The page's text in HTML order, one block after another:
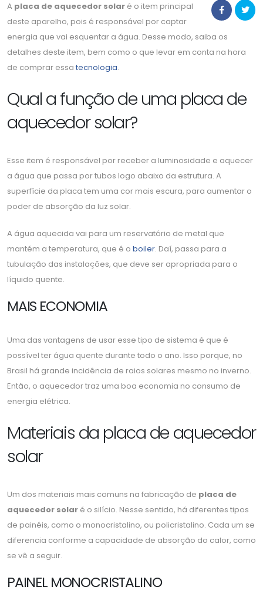
A placa de aquecedor solar é o item principal
deste aparelho, pois é responsável por captar
energia que vai esquentar a água. Desse modo, saiba os
detalhes deste item, bem como o que levar em conta na hora
de comprar essa tecnologia.
Qual a função de uma placa de
aquecedor solar?
Esse item é responsável por receber a luminosidade e aquecer
a água que passa por tubos logo abaixo da estrutura. A
superfície da placa tem uma cor mais escura, para aumentar o
poder de absorção da luz solar.
A água aquecida vai para um reservatório de metal que
mantém a temperatura, que é o boiler. Daí, passa para a
tubulação das instalações, que deve ser apropriada para o
líquido quente.
MAIS ECONOMIA
Uma das vantagens de usar esse tipo de sistema é que é
possível ter água quente durante todo o ano. Isso porque, no
Brasil há grande incidência de raios solares mesmo no inverno.
Então, o aquecedor traz uma boa economia no consumo de
energia elétrica.
Materiais da placa de aquecedor
solar
Um dos materiais mais comuns na fabricação de placa de
aquecedor solar é o silício. Nesse sentido, há diferentes tipos
de painéis, como o monocristalino, ou policristalino. Cada um se
diferencia conforme a capacidade de absorção do calor, como
se vê a seguir.
PAINEL MONOCRISTALINO